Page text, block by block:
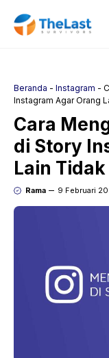
Beranda - Instagram -
Instagram Agar Orang
Cara
di Story
Lain Tidak
Rama 9 Februari